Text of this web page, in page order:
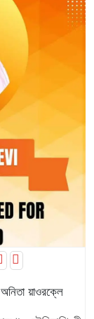
য়াওরক্লে